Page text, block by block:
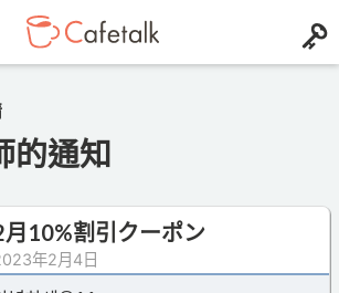
的通知
月10%割引クーポン
年2月4日